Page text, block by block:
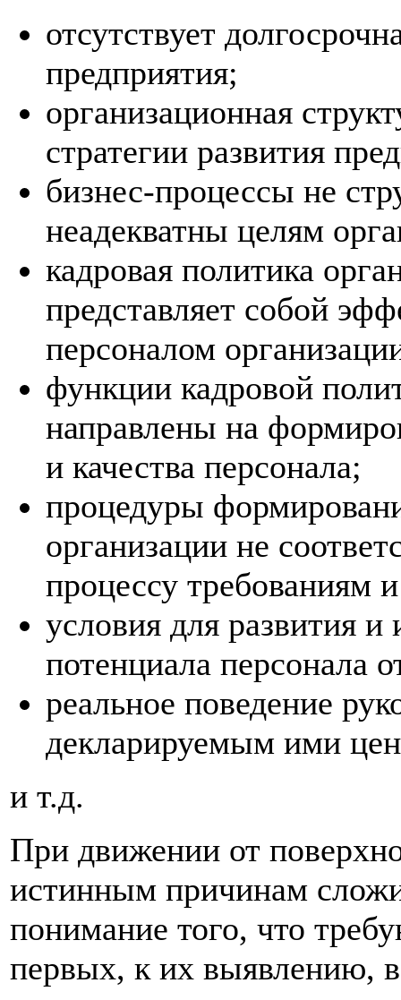
отсутствует
предприятия;
организационная
стратегии развития
бизнес-процессы не
неадекватны целям
кадровая политика
представляет собой
персоналом
функции кадровой
направлены на
и качества персонала;
процедуры
организации не
процессу требованиям
условия для развития и
потенциала персонала
реальное поведение
декларируемым ими
и т.д.
При движении от
истинным причинам
понимание того, что
первых, к их выявлению,